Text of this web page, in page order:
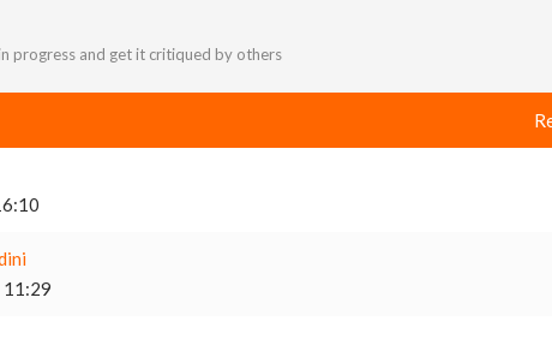
progress and get it critiqued by others